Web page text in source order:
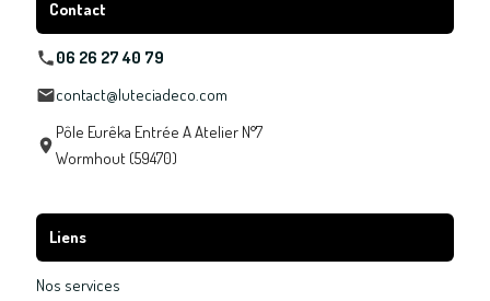
Contact
06 26 27 40 79
contact@luteciadeco.com
Pôle Eurêka Entrée A Atelier N°7
Wormhout (59470)
Liens
Nos services